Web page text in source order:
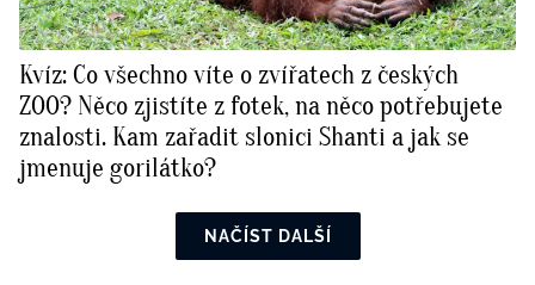
Kvíz: Co všechno víte o zvířatech z českých
ZOO? Něco zjistíte z fotek, na něco potřebujete
znalosti. Kam zařadit slonici Shanti a jak se
jmenuje gorilátko?
NAČÍST DALŠÍ